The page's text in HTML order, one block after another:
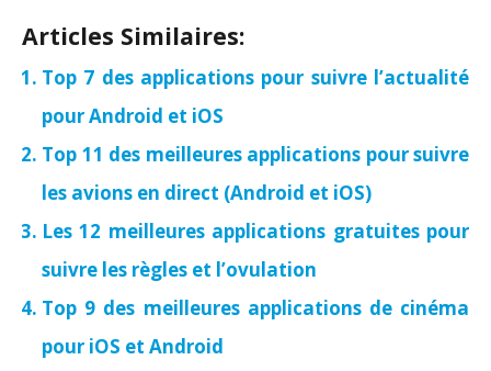
Articles Similaires:
Top 7 des applications pour suivre l’actualité
pour Android et iOS
Top 11 des meilleures applications pour suivre
les avions en direct (Android et iOS)
Les 12 meilleures applications gratuites pour
suivre les règles et l’ovulation
Top 9 des meilleures applications de cinéma
pour iOS et Android